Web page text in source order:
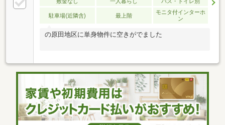
駐車場(近隣含) 最上階
モニタ付インターホ
ン
の原田地区に単身物件に空きがでました